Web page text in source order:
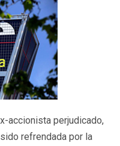
accionista perjudicado,
refrendada por la